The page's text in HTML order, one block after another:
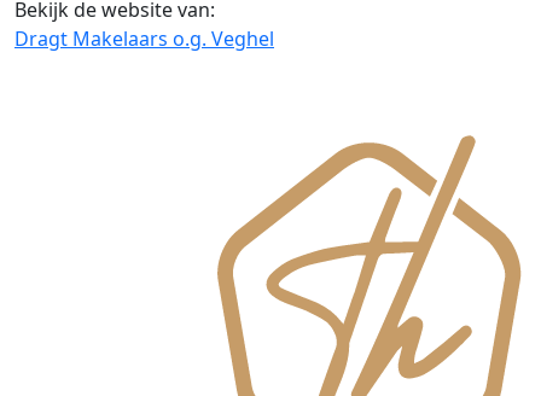
Bekijk de website van:
Dragt Makelaars o.g. Veghel